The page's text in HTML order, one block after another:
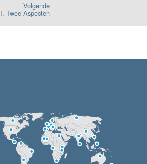
Volgende
Twee Aspecten